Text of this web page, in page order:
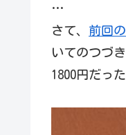
…
さて、 前回
いてのつづ
1800円だった